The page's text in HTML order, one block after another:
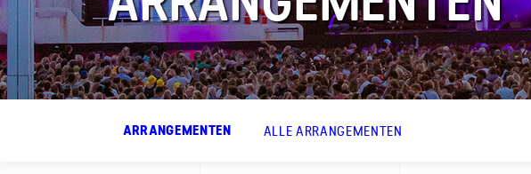
FAQ
ARRANGEMENTEN ALLE ARRANGEMENTEN